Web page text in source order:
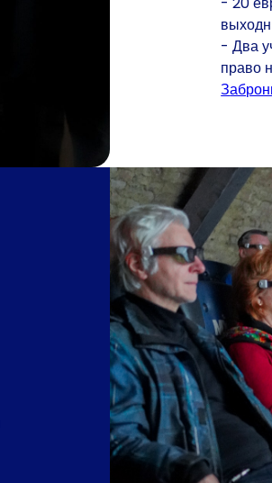
- Два
право